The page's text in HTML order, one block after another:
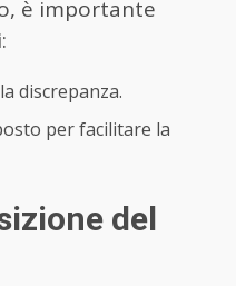
è importante
discrepanza.
per facilitare la
del